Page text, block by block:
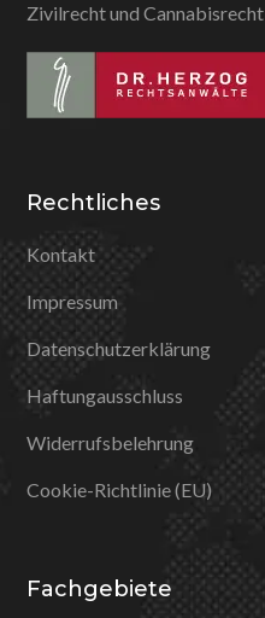
Zivilrecht und Cannabisrecht
Rechtliches
Kontakt
Impressum
Datenschutzerklärung
Haftungausschluss
Widerrufsbelehrung
Cookie-Richtlinie (EU)
Fachgebiete